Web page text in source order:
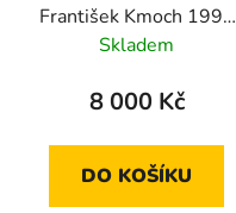
František Kmoch 1998
proof
Skladem
8 000 Kč
DO KOŠÍKU